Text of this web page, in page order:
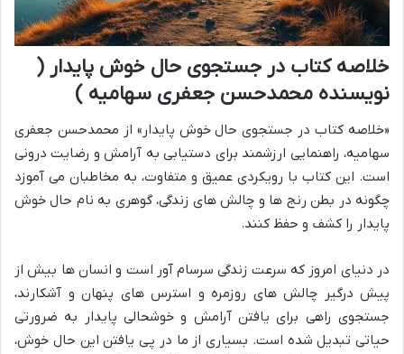
خلاصه کتاب در جستجوی حال خوش پایدار (
نویسنده محمدحسن جعفری سهامیه )
«خلاصه کتاب در جستجوی حال خوش پایدار» از محمدحسن جعفری
سهامیه، راهنمایی ارزشمند برای دستیابی به آرامش و رضایت درونی
است. این کتاب با رویکردی عمیق و متفاوت، به مخاطبان می آموزد
چگونه در بطن رنج ها و چالش های زندگی، گوهری به نام حال خوش
پایدار را کشف و حفظ کنند.
در دنیای امروز که سرعت زندگی سرسام آور است و انسان ها بیش از
پیش درگیر چالش های روزمره و استرس های پنهان و آشکارند،
جستجوی راهی برای یافتن آرامش و خوشحالی پایدار به ضرورتی
حیاتی تبدیل شده است. بسیاری از ما در پی یافتن این حال خوش،